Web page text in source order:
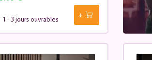
1 - 3 jours ouvrables